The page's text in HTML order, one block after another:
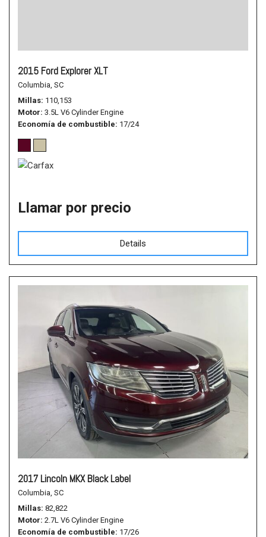
2015 Ford Explorer XLT
Columbia, SC
Millas 110,153
Motor 3.5L V6 Cylinder Engine
Economía de combustible 17/24
Llamar por precio
Details
2017 Lincoln MKX Black Label
Columbia, SC
Millas 82,822
Motor 2.7L V6 Cylinder Engine
Economía de combustible 17/26